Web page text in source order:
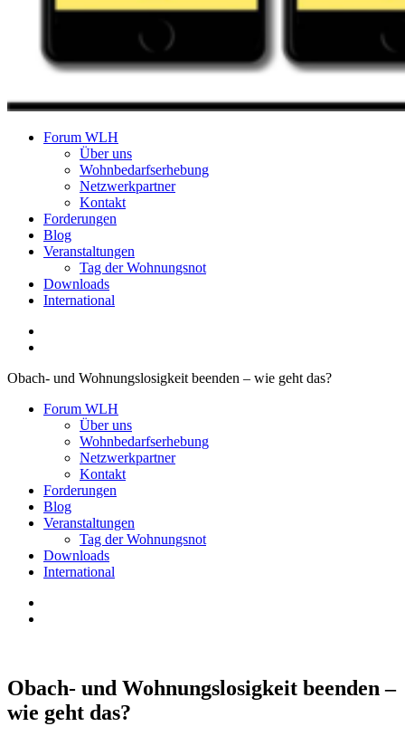
Forum Wohnungslosenhilfe Salzburg
Forum WLH
Über uns
Wohnbedarfserhebung
Netzwerkpartner
Kontakt
Forderungen
Blog
Veranstaltungen
Tag der Wohnungsnot
Downloads
International
Obach- und Wohnungslosigkeit beenden – wie geht das?
Forum WLH
Über uns
Wohnbedarfserhebung
Netzwerkpartner
Kontakt
Forderungen
Blog
Veranstaltungen
Tag der Wohnungsnot
Downloads
International
Obach- und Wohnungslosigkeit beenden –
wie geht das?